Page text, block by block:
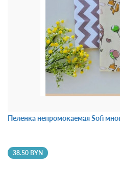
Пеленка непромокаемая Sofi
38.50 BYN